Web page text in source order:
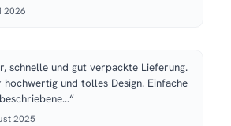
2026
schnelle und gut verpackte Lieferung.
hochwertig und tolles Design. Einfache
2025